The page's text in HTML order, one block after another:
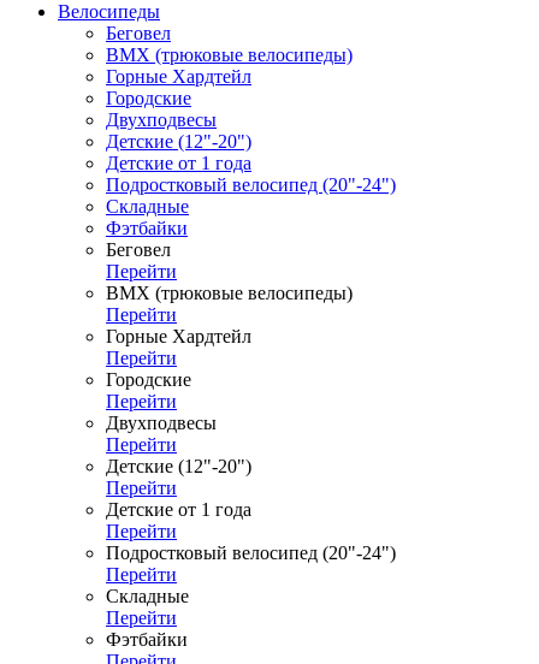
Велосипеды
Беговел
ВМХ (трюковые велосипеды)
Горные Хардтейл
Городские
Двухподвесы
Детские (12"-20")
Детские от 1 года
Подростковый велосипед (20"-24")
Складные
Фэтбайки
Беговел
Перейти
ВМХ (трюковые велосипеды)
Перейти
Горные Хардтейл
Перейти
Городские
Перейти
Двухподвесы
Перейти
Детские (12"-20")
Перейти
Детские от 1 года
Перейти
Подростковый велосипед (20"-24")
Перейти
Складные
Перейти
Фэтбайки